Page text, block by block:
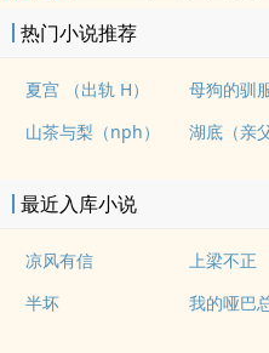
热门小说推荐
夏宫 （出轨 H）
山茶与梨（nph）
湖底（亲
最近入库小说
凉风有信 上梁不正
半坏